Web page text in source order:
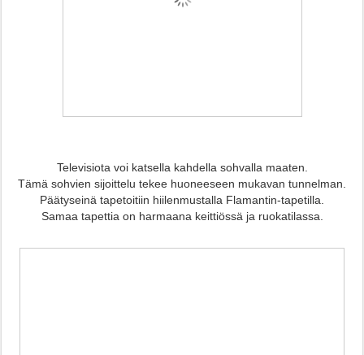
Televisiota voi katsella kahdella sohvalla maaten.
Tämä sohvien sijoittelu tekee huoneeseen mukavan tunnelman.
Päätyseinä tapetoitiin hiilenmustalla Flamantin-tapetilla.
Samaa tapettia on harmaana keittiössä ja ruokatilassa.